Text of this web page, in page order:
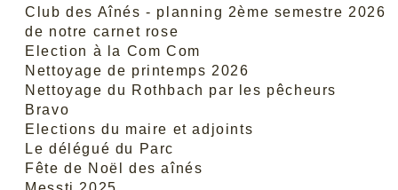
Club des Aînés - planning 2ème semestre 2026
de notre carnet rose
Election à la Com Com
Nettoyage de printemps 2026
Nettoyage du Rothbach par les pêcheurs
Bravo
Elections du maire et adjoints
Le délégué du Parc
Fête de Noël des aînés